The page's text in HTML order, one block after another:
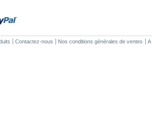
Contactez-nous Nos conditions générales de ventes A